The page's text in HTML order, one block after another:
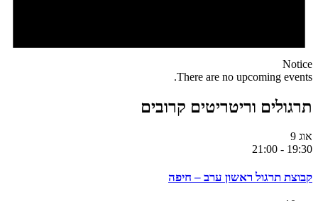
Notice
There are no upcoming events.
תרגולים וריטריטים קרובים
אוג 9
19:30
-
21:00
קבוצת תרגול ראשון ערב – חיפה